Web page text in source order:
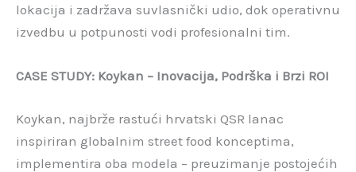
lokacija i zadržava suvlasnički udio, dok operativnu
izvedbu u potpunosti vodi profesionalni tim.
CASE STUDY: Koykan – Inovacija, Podrška i Brzi ROI
Koykan, najbrže rastući hrvatski QSR lanac
inspiriran globalnim street food konceptima,
implementira oba modela – preuzimanje postojećih